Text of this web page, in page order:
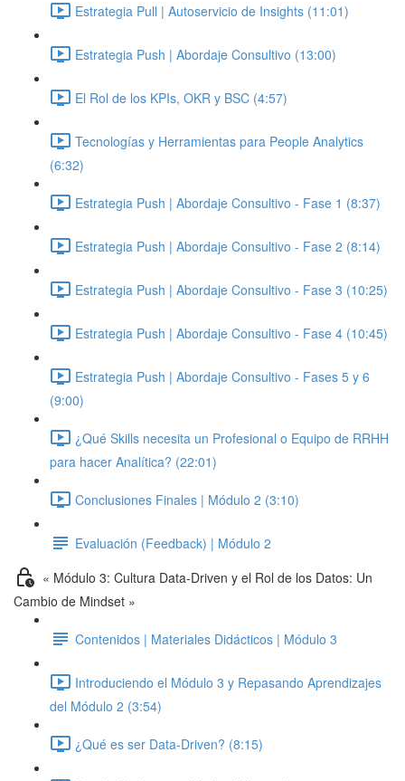
Estrategia Pull | Autoservicio de Insights (11:01)
Estrategia Push | Abordaje Consultivo (13:00)
El Rol de los KPIs, OKR y BSC (4:57)
Tecnologías y Herramientas para People Analytics
(6:32)
Estrategia Push | Abordaje Consultivo - Fase 1 (8:37)
Estrategia Push | Abordaje Consultivo - Fase 2 (8:14)
Estrategia Push | Abordaje Consultivo - Fase 3 (10:25)
Estrategia Push | Abordaje Consultivo - Fase 4 (10:45)
Estrategia Push | Abordaje Consultivo - Fases 5 y 6
(9:00)
¿Qué Skills necesita un Profesional o Equipo de RRHH
para hacer Analítica? (22:01)
Conclusiones Finales | Módulo 2 (3:10)
Evaluación (Feedback) | Módulo 2
« Módulo 3: Cultura Data-Driven y el Rol de los Datos: Un
Cambio de Mindset »
Contenidos | Materiales Didácticos | Módulo 3
Introduciendo el Módulo 3 y Repasando Aprendizajes
del Módulo 2 (3:54)
¿Qué es ser Data-Driven? (8:15)